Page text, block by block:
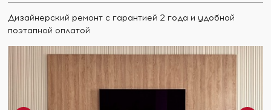
Дизайнерский ремонт с гарантией 2 года и удобной
поэтапной оплатой